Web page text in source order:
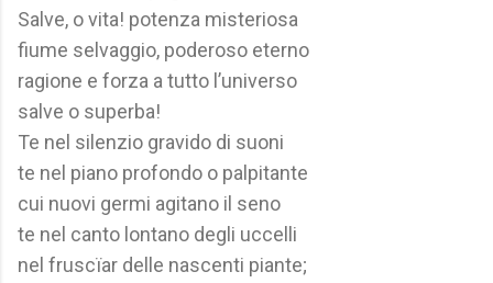
Salve, o vita! potenza misteriosa
fiume selvaggio, poderoso eterno
ragione e forza a tutto l’universo
salve o superba!
Te nel silenzio gravido di suoni
te nel piano profondo o palpitante
cui nuovi germi agitano il seno
te nel canto lontano degli uccelli
nel fruscïar delle nascenti piante;